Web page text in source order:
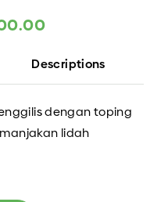
Descriptions
dengan toping
lidah